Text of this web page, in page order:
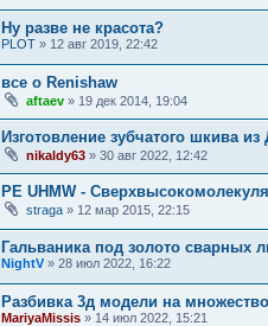
Ну разве не красота?
PLOT » 12 авг 2019, 22:42
все о Renishaw
aftaev » 19 дек 2014, 19:04
Изготовление зубчатого шкива из
nikaldy63 » 30 авг 2022, 12:42
PE UHMW -
straga » 12 мар 2015, 22:15
Гальваника под золото сварных
NightV » 28 июл 2022, 16:22
Разбивка 3д модели на
MariyaMissis » 14 июл 2022, 15:21